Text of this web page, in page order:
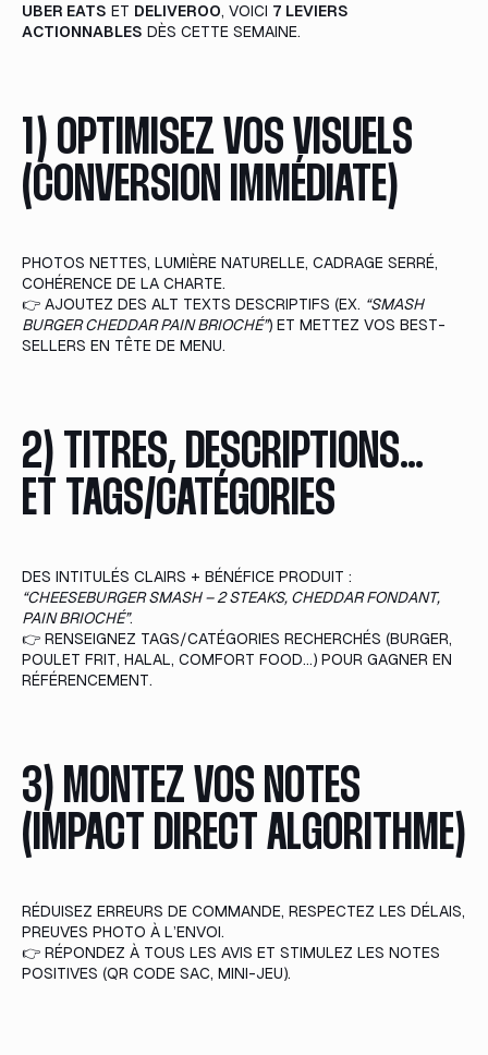
UBER EATS ET DELIVEROO, VOICI 7 LEVIERS
ACTIONNABLES DÈS CETTE SEMAINE.
1) OPTIMISEZ VOS VISUELS
(CONVERSION IMMÉDIATE)
PHOTOS NETTES, LUMIÈRE NATURELLE, CADRAGE SERRÉ,
COHÉRENCE DE LA CHARTE.
👉 AJOUTEZ DES ALT TEXTS DESCRIPTIFS (EX. “SMASH
BURGER CHEDDAR PAIN BRIOCHÉ”) ET METTEZ VOS BEST-
SELLERS EN TÊTE DE MENU.
2) TITRES, DESCRIPTIONS…
ET TAGS/CATÉGORIES
DES INTITULÉS CLAIRS + BÉNÉFICE PRODUIT :
“CHEESEBURGER SMASH – 2 STEAKS, CHEDDAR FONDANT,
PAIN BRIOCHÉ”.
👉 RENSEIGNEZ TAGS/CATÉGORIES RECHERCHÉS (BURGER,
POULET FRIT, HALAL, COMFORT FOOD…) POUR GAGNER EN
RÉFÉRENCEMENT.
3) MONTEZ VOS NOTES
(IMPACT DIRECT ALGORITHME)
RÉDUISEZ ERREURS DE COMMANDE, RESPECTEZ LES DÉLAIS,
PREUVES PHOTO À L’ENVOI.
👉 RÉPONDEZ À TOUS LES AVIS ET STIMULEZ LES NOTES
POSITIVES (QR CODE SAC, MINI-JEU).